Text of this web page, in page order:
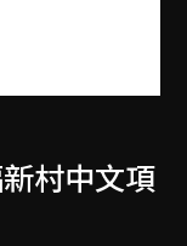
村中文項